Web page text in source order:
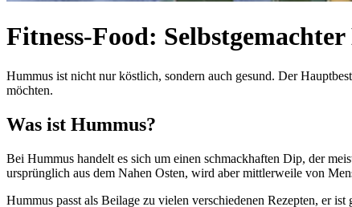
Fitness-Food:
Hummus ist nicht nur köstlich, sondern auch gesund. Der
möchten.
Was ist Hummus?
Bei Hummus handelt es sich um einen schmackhaften Dip, der
ursprünglich aus dem Nahen Osten, wird aber mittlerweile von
Hummus passt als Beilage zu vielen verschiedenen Rezepten, er ist